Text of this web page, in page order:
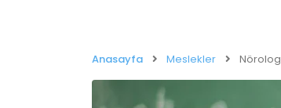
Anasayfa Meslekler Nörolog